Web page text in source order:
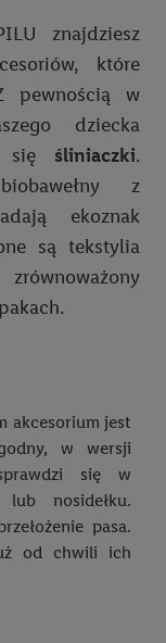
znajdziesz
które
pewnością w
dziecka
się śliniaczki.
z
ekoznak
są tekstylia
akcesorium jest
w wersji
się w
lub nosidełku.
pasa.
od chwili ich
są
Klikając
w tym na
Dalsze
i prawo do
na
prywatności
tutaj
cele
to również
słów
wykrywanie
i
danych
identyfikacja
za
na